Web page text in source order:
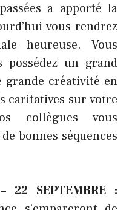
a apporté la
vous rendrez
heureuse. Vous
possédez un grand
créativité en
caritatives sur votre
collègues vous
bonnes séquences
22 SEPTEMBRE :